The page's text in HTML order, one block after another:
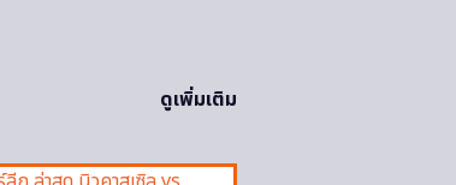
ดูเพิ่มเติม